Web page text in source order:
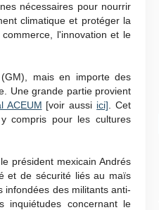
nécessaires pour nourrir
climatique et protéger la
l'innovation et le
mais en importe des
Une grande partie provient
ACEUM [voir aussi ici] . Cet
compris pour les cultures
président mexicain Andrés
et de sécurité liés au maïs
infondées des militants anti-
inquiétudes concernant le